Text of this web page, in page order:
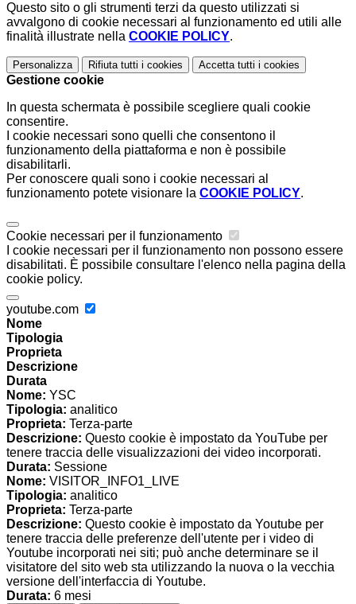
Questo sito o gli strumenti terzi da questo utilizzati si
avvalgono di cookie necessari al funzionamento ed utili alle
finalità illustrate nella COOKIE POLICY.
Personalizza Rifiuta tutti i cookies Accetta tutti i cookies
Gestione cookie
In questa schermata è possibile scegliere quali cookie
consentire.
I cookie necessari sono quelli che consentono il
funzionamento della piattaforma e non è possibile
disabilitarli.
Per conoscere quali sono i cookie necessari al
funzionamento potete visionare la COOKIE POLICY.
Cookie necessari per il funzionamento
I cookie necessari per il funzionamento non possono essere
disabilitati. È possibile consultare l'elenco nella pagina della
cookie policy.
youtube.com
Nome
Tipologia
Proprieta
Descrizione
Durata
Nome: YSC
Tipologia: analitico
Proprieta: Terza-parte
Descrizione: Questo cookie è impostato da YouTube per
tenere traccia delle visualizzazioni dei video incorporati.
Durata: Sessione
Nome: VISITOR_INFO1_LIVE
Tipologia: analitico
Proprieta: Terza-parte
Descrizione: Questo cookie è impostato da Youtube per
tenere traccia delle preferenze dell'utente per i video di
Youtube incorporati nei siti; può anche determinare se il
visitatore del sito web sta utilizzando la nuova o la vecchia
versione dell'interfaccia di Youtube.
Durata: 6 mesi